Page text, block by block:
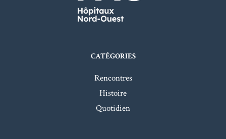
CATÉGORIES
Rencontres
Histoire
Quotidien